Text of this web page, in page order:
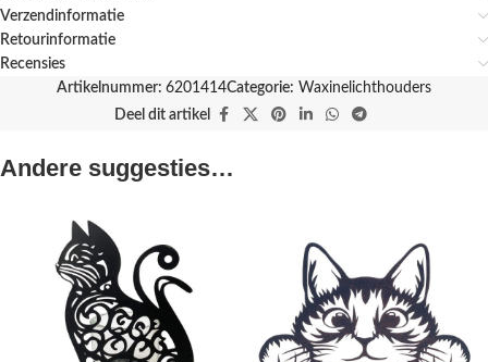
Verzendinformatie
Retourinformatie
Recensies
Artikelnummer: 6201414Categorie: Waxinelichthouders
Deel dit artikel
Andere suggesties…